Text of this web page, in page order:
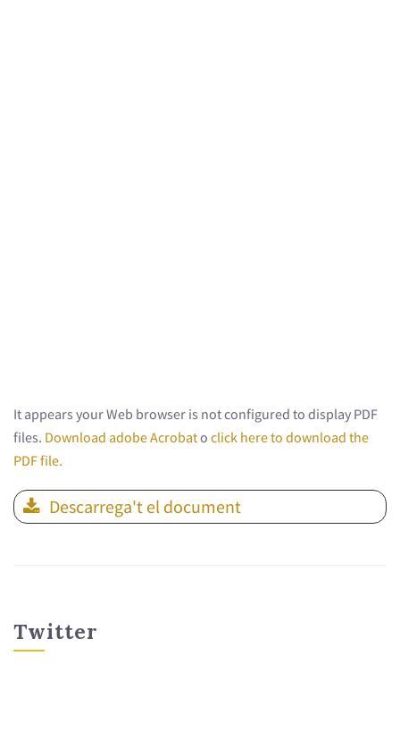
It appears your Web browser is not configured to display PDF
files. Download adobe Acrobato click here to download the
PDF file.
Descarrega't el document
Twitter